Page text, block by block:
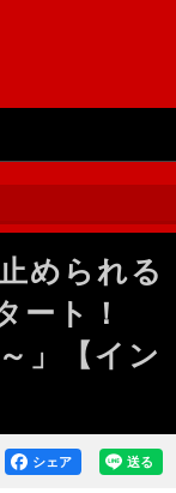
められる
ート！
」【イン
送る
シェア